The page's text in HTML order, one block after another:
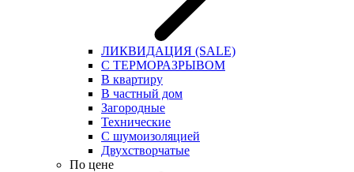
ЛИКВИДАЦИЯ (SALE)
С ТЕРМОРАЗРЫВОМ
В квартиру
В частный дом
Загородные
Технические
С шумоизоляцией
Двухстворчатые
По цене